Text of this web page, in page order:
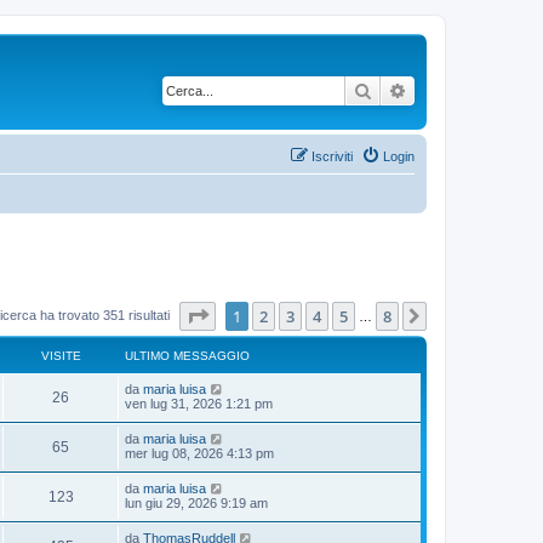
Cerca
Login
Iscriviti
ha trovato 351 risultati Pagina1 di
1 2 3 4 5 8
VISITE ULTIMO MESSAGGIO
26
i
i
t
U
l
m
o
m
e
s
s
a
da maria luisa
ven lug 31, 2026 1:21 pm
65
i
U
l
m
o
m
e
da maria luisa
mer lug 08, 2026 4:13 pm
123V
i
U
l
da maria luisa
lun giu 29, 2026 9:19 am
U
da ThomasRuddell